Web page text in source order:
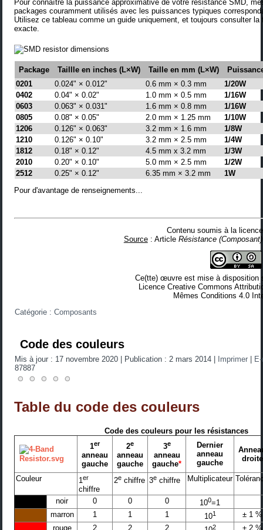
Pour connaître la puissance approximative de votre résistance SMD,
packages couramment utilisés avec les puissances typiques
Utilisez ce tableau comme un guide uniquement, et toujours consulter
exacte.
Package Taillle en inches (L×W) Taille en mm (L×W)
0201
0.024" × 0.012" 0.6 mm × 0.3 mm
1/20W
0402
0.04" × 0.02" 1.0 mm × 0.5 mm
1/16W
0603
0.063" × 0.031" 1.6 mm × 0.8 mm
1/16W
0805
0.08" × 0.05" 2.0 mm × 1.25 mm
1/10W
1206
0.126" × 0.063" 3.2 mm × 1.6 mm
1/8W
1210
0.126" × 0.10" 3.2 mm × 2.5 mm
1/4W
1812
0.18" × 0.12" 4.5 mm x 3.2 mm
1/3W
2010
0.20" × 0.10" 5.0 mm × 2.5 mm
1/2W
2512
0.25" × 0.12" 6.35 mm × 3.2 mm
1W
Pour d'avantage de renseignements...
Contenu soumis à la
Source: Article Résistance (Composant)
Ce(tte) œuvre est mise à disposition
Licence Creative Commons
Mêmes Conditions 4.0
Catégorie :Composants
Code des couleurs
Mis à jour : 17 novembre 2020 Publication : 2 mars 2014 Imprimer
87887
Table du code des couleurs
Code des couleurs pour les résistances
1er
anneau
gauche
2e
anneau
gauche
3e
anneau
gauche*
Dernier
anneau
gauche
droite
Couleur 1er
chiffre
2e chiffre 3e chiffre Multiplicateur
noir 0 0 0 100=1
marron
1 1 1 101
± 1 %
rouge
2 2 2 2
± 2 %